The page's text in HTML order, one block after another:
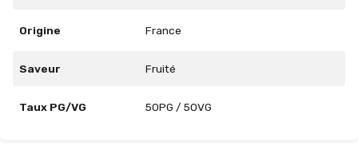
Origine France
Saveur Fruité
Taux PG/VG 50PG / 50VG